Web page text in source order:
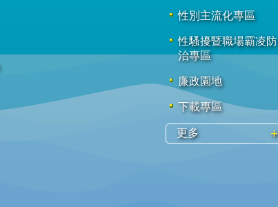
性別主流化專區
性騷擾暨職場霸凌防
治專區
廉政園地
下載專區
更多